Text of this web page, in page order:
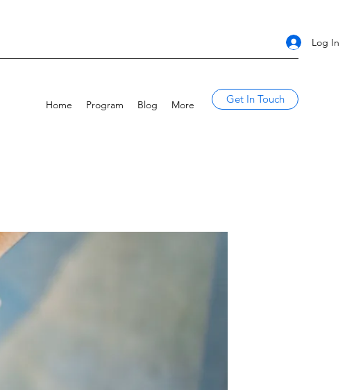
Log In
Home Program Blog More Get In Touch